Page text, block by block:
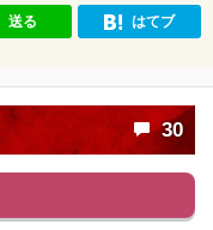
送る はてブ
30